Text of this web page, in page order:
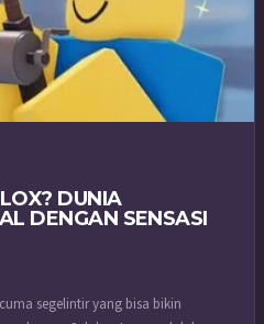
DUNIA
DENGAN SENSASI
segelintir yang bisa bikin